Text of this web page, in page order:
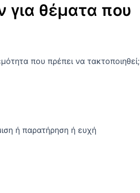
για θέματα που
που πρέπει να τακτοποιηθεί;
ή παρατήρηση ή ευχή